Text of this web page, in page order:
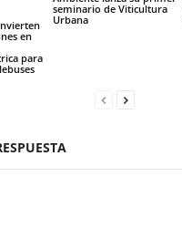
en
para
seminario de Viticultura
Urbana